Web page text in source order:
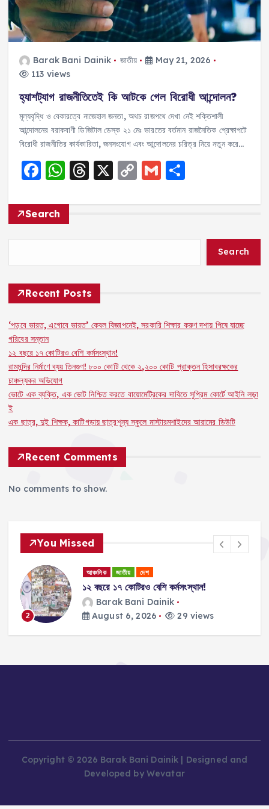
Barak Bani Dainik জাতীয়
May 21, 2026
113 views
হ্যাশট্যাগ রাজনীতিতেই কি আটকে গেল বিরোধী আন্দোলন?
মূল্যবৃদ্ধি ও বেকারত্বে নাজেহাল জনতা, অথচ রাজপথে দেখা নেই শক্তিশালী
আন্দোলনের বরাকবাণী ডিজিটাল ডেস্ক ২১ মেঃ ভারতের বর্তমান রাজনৈতিক প্রেক্ষাপটে
বিরোধী রাজনীতির কার্যকারিতা, জনসংযোগ এবং আন্দোলনের চরিত্র নিয়ে নতুন করে…
F
c
e
b
o
o
k
W
a
ts
A
p
p
T
re
d
s
X C
p
Li
n
G
ai
S
a
Search
Search
Recent Posts
‘পড়বে ভারত, এগোবে ভারত’ কেবল বিজ্ঞাপনেই, সরকারি শিক্ষার করুণ দশায় পিষে যাচ্ছে
গরিবের সন্তান
১২ বছরে ১৭ কোটিরও বেশি কর্মসংস্থান!
রামমন্দির নির্মাণে ব্যয় তিনগুণ! ৮০০ কোটি থেকে ২,২০০ কোটি প্রাক্তন হিসাবরক্ষকের
চাঞ্চল্যকর অভিযোগ
ভোটে এক ব্যক্তি, এক ভোট নিশ্চিত করতে বায়োমেট্রিকের দাবিতে সুপ্রিম কোর্টে আইনি লড়া
ই
এক ছাত্র, দুই শিক্ষক, কাটিগড়ায় ছাত্রশূন্য স্কুলে মাস্টারমশাইদের আরামের ডিউটি
Recent Comments
No comments to show.
You Missed
2
আঞ্চলিক জাতীয় দেশ
১২ বছরে ১৭ কোটিরও বেশি কর্মসংস্থান!
Barak Bani Dainik
August 6, 2026
29 views
Copyright © 2026 Barak Bani Dainik | Designed and
Developed by Wevatar